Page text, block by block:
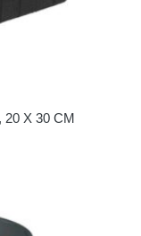
20 X 30 CM